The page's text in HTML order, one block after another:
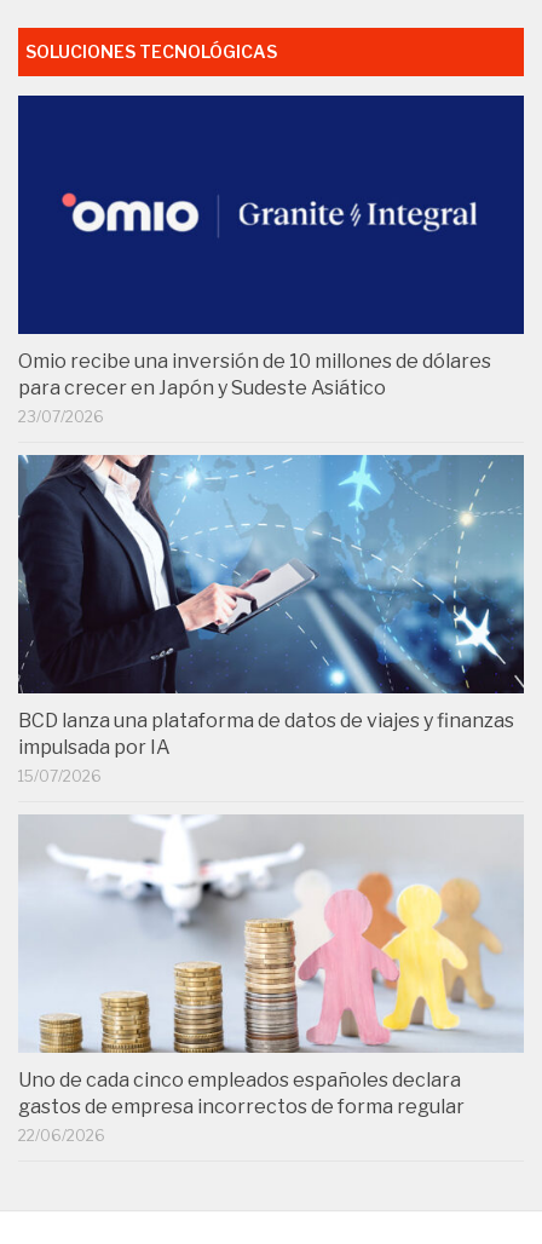
SOLUCIONES TECNOLÓGICAS
Omio recibe una inversión de 10 millones de dólares
para crecer en Japón y Sudeste Asiático
23/07/2026
BCD lanza una plataforma de datos de viajes y finanzas
impulsada por IA
15/07/2026
Uno de cada cinco empleados españoles declara
gastos de empresa incorrectos de forma regular
22/06/2026